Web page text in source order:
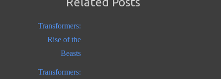
Transformers:
Rise of the
Beasts
Transformers: